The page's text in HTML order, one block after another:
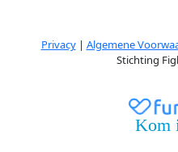
Privacy| Algemene
Stichting
Kom